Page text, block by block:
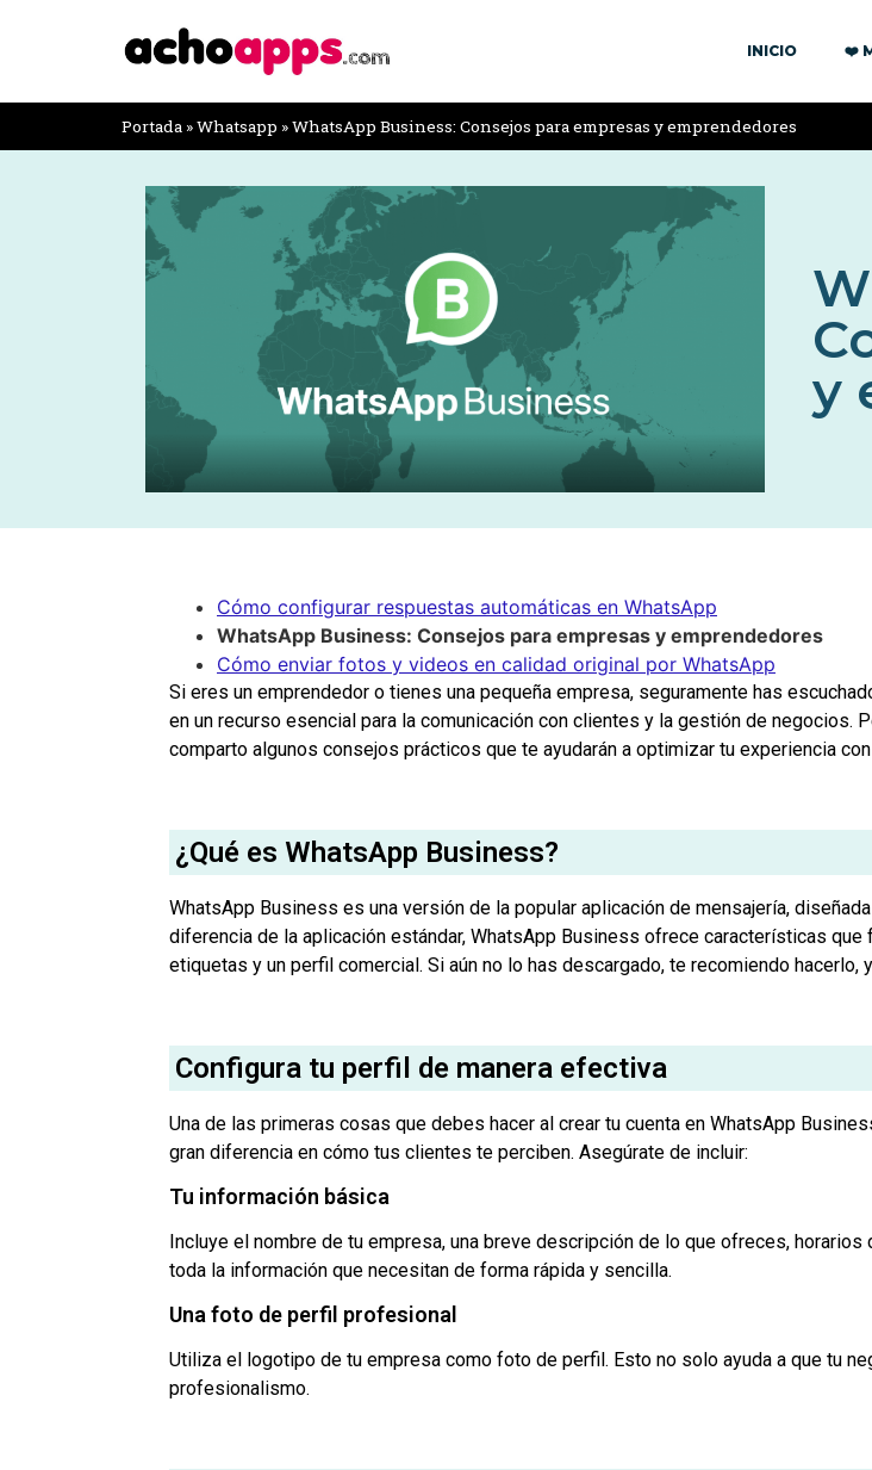
INICIO ❤️
Portada »Whatsapp »WhatsApp Business: Consejos para empresas y emprendedores
y
Cómo configurar respuestas automáticas en WhatsApp
WhatsApp Business: Consejos para empresas y emprendedores
Cómo enviar fotos y videos en calidad original por WhatsApp
Si eres un emprendedor o tienes una pequeña empresa, seguramente has
en un recurso esencial para la comunicación con clientes y la gestión de negocios.
comparto algunos consejos prácticos que te ayudarán a optimizar tu experiencia
¿Qué es WhatsApp Business?
WhatsApp Business es una versión de la popular aplicación de mensajería,
diferencia de la aplicación estándar, WhatsApp Business ofrece características
etiquetas y un perfil comercial. Si aún no lo has descargado, te recomiendo hacerlo,
Configura tu perfil de manera efectiva
Una de las primeras cosas que debes hacer al crear tu cuenta en WhatsApp
gran diferencia en cómo tus clientes te perciben. Asegúrate de incluir:
Tu información básica
Incluye el nombre de tu empresa, una breve descripción de lo que ofreces,
toda la información que necesitan de forma rápida y sencilla.
Una foto de perfil profesional
Utiliza el logotipo de tu empresa como foto de perfil. Esto no solo ayuda a que tu
profesionalismo.